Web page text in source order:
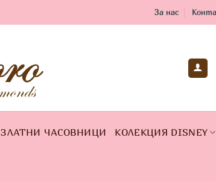
За нас
ЗЛАТНИ ЧАСОВНИЦИ КОЛЕКЦИЯ DISNEY